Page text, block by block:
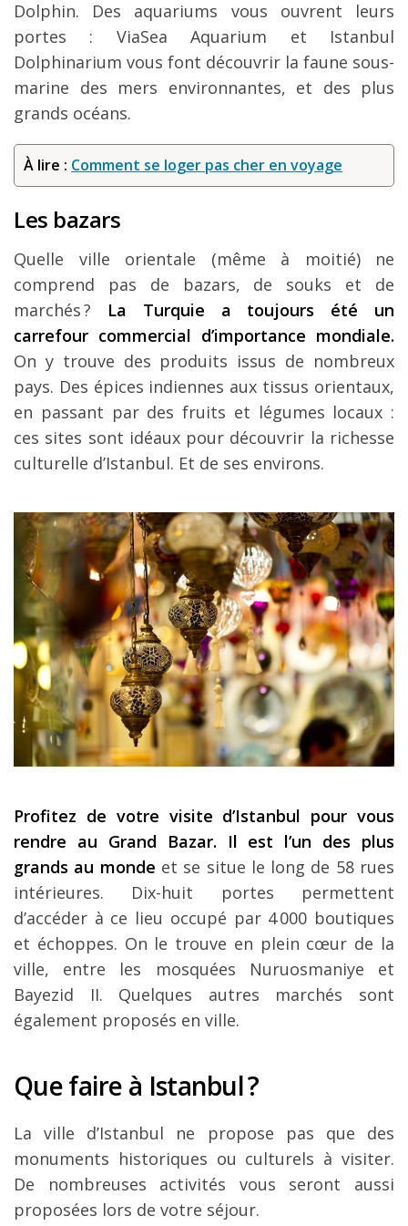
Dolphin. Des aquariums vous ouvrent leurs
portes : ViaSea Aquarium et Istanbul
Dolphinarium vous font découvrir la faune sous-
marine des mers environnantes, et des plus
grands océans.
À lire : Comment se loger pas cher en voyage
Les bazars
Quelle ville orientale (même à moitié) ne
comprend pas de bazars, de souks et de
marchés ? La Turquie a toujours été un
carrefour commercial d’importance mondiale.
On y trouve des produits issus de nombreux
pays. Des épices indiennes aux tissus orientaux,
en passant par des fruits et légumes locaux :
ces sites sont idéaux pour découvrir la richesse
culturelle d’Istanbul. Et de ses environs.
Profitez de votre visite d’Istanbul pour vous
rendre au Grand Bazar. Il est l’un des plus
grands au monde et se situe le long de 58 rues
intérieures. Dix-huit portes permettent
d’accéder à ce lieu occupé par 4 000 boutiques
et échoppes. On le trouve en plein cœur de la
ville, entre les mosquées Nuruosmaniye et
Bayezid II. Quelques autres marchés sont
également proposés en ville.
Que faire à Istanbul ?
La ville d’Istanbul ne propose pas que des
monuments historiques ou culturels à visiter.
De nombreuses activités vous seront aussi
proposées lors de votre séjour.